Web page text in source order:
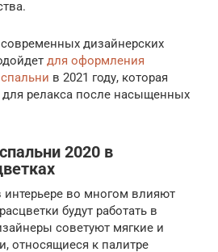
дизайнерских
для оформления
в 2021 году, которая
для релакса после насыщенных
2020 в
во многом влияют
будут работать в
советуют мягкие и
относящиеся к палитре